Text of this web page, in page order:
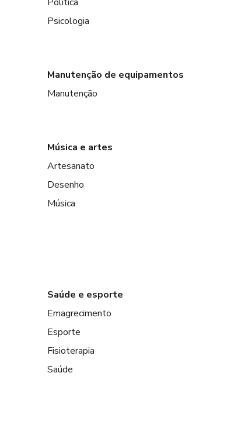
Psicologia
Manutenção de equipamentos
Manutenção
Música e artes
Artesanato
Desenho
Música
Saúde e esporte
Emagrecimento
Esporte
Fisioterapia
Saúde